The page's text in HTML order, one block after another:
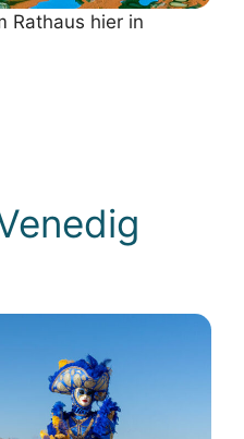
Rathaus hier in